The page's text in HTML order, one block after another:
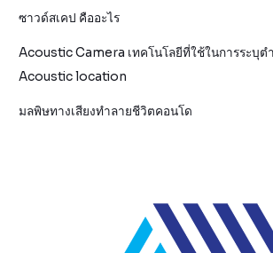
ซาวด์สเคป คืออะไร
Acoustic Camera เทคโนโลยีที่ใช้ในการระบุต
Acoustic location
มลพิษทางเสียงทำลายชีวิตคอนโด